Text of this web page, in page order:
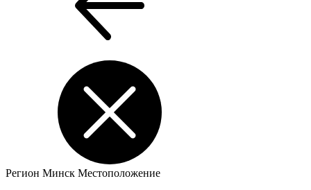
Регион Минск Местоположение